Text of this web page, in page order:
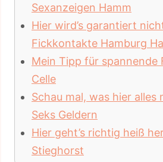
Sexanzeigen Hamm
Hier wird’s garantiert
Fickkontakte Hamburg
Mein Tipp für spannende
Celle
Schau mal, was hier alles
Seks Geldern
Hier geht’s richtig heiß
Stieghorst